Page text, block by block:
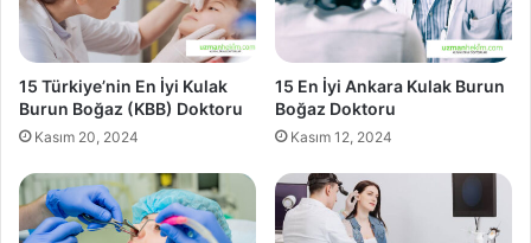
15 Türkiye’nin En İyi Kulak
Burun Boğaz (KBB) Doktoru
Kasım 20, 2024
15 En İyi Ankara Kulak Burun
Boğaz Doktoru
Kasım 12, 2024